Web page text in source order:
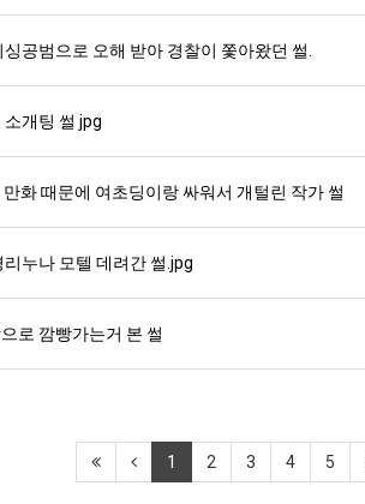
싱공범으로 오해 받아 경찰이 쫓아왔던 썰.
개팅 썰 jpg
화 때문에 여초딩이랑 싸워서 개털린 작가 썰
리누나 모텔 데려간 썰.jpg
로 깜빵가는거 본 썰
1 2 3 4 5